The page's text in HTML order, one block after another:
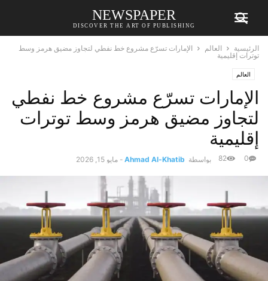
NEWSPAPER
DISCOVER THE ART OF PUBLISHING
الرئيسية العالم
الإمارات تسرّع مشروع خط نفطي لتجاوز مضيق هرمز وسط
توترات إقليمية
العالم
الإمارات تسرّع مشروع خط نفطي
لتجاوز مضيق هرمز وسط توترات
إقليمية
بواسطة Ahmad Al-Khatib
- مايو 15, 2026 0
82